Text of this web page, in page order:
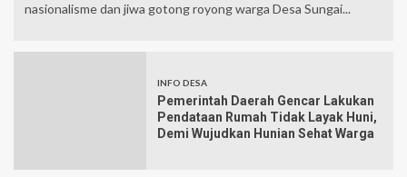
nasionalisme dan jiwa gotong royong warga Desa Sungai...
INFO DESA
Pemerintah Daerah Gencar Lakukan
Pendataan Rumah Tidak Layak Huni,
Demi Wujudkan Hunian Sehat Warga